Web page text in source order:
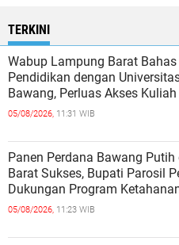
TERKINI
Wabup Lampung Barat
Pendidikan dengan
Bawang, Perluas Akses
05/08/2026, 11:31 WIB
Panen Perdana Bawang
Barat Sukses, Bupati Parosil
Dukungan Program
05/08/2026, 11:23 WIB